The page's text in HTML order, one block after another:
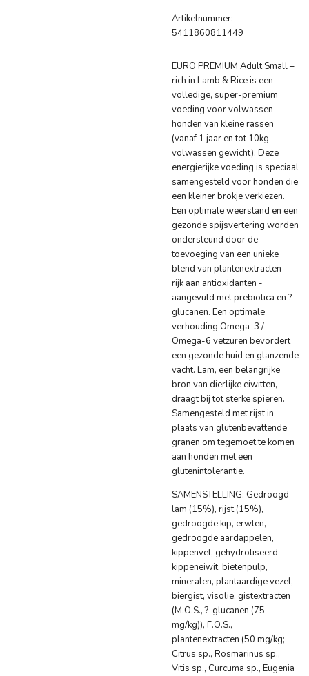
Artikelnummer:
5411860811449
EURO PREMIUM Adult Small –
rich in Lamb & Rice is een
volledige, super-premium
voeding voor volwassen
honden van kleine rassen
(vanaf 1 jaar en tot 10kg
volwassen gewicht). Deze
energierijke voeding is speciaal
samengesteld voor honden die
een kleiner brokje verkiezen.
Een optimale weerstand en een
gezonde spijsvertering worden
ondersteund door de
toevoeging van een unieke
blend van plantenextracten -
rijk aan antioxidanten -
aangevuld met prebiotica en ?-
glucanen. Een optimale
verhouding Omega-3 /
Omega-6 vetzuren bevordert
een gezonde huid en glanzende
vacht. Lam, een belangrijke
bron van dierlijke eiwitten,
draagt bij tot sterke spieren.
Samengesteld met rijst in
plaats van glutenbevattende
granen om tegemoet te komen
aan honden met een
glutenintolerantie.
SAMENSTELLING: Gedroogd
lam (15%), rijst (15%),
gedroogde kip, erwten,
gedroogde aardappelen,
kippenvet, gehydroliseerd
kippeneiwit, bietenpulp,
mineralen, plantaardige vezel,
biergist, visolie, gistextracten
(M.O.S., ?-glucanen (75
mg/kg)), F.O.S.,
plantenextracten (50 mg/kg;
Citrus sp., Rosmarinus sp.,
Vitis sp., Curcuma sp., Eugenia